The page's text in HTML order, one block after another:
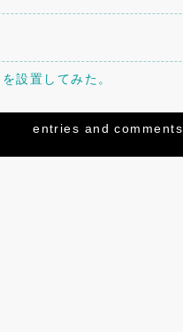
設置してみた。
てみた。
entries andcomments